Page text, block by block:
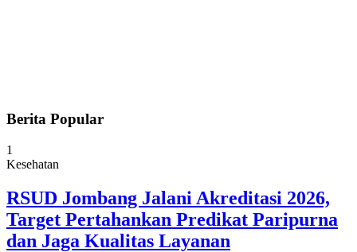
Berita Popular
1
Kesehatan
RSUD Jombang Jalani Akreditasi 2026,
Target Pertahankan Predikat Paripurna
dan Jaga Kualitas Layanan